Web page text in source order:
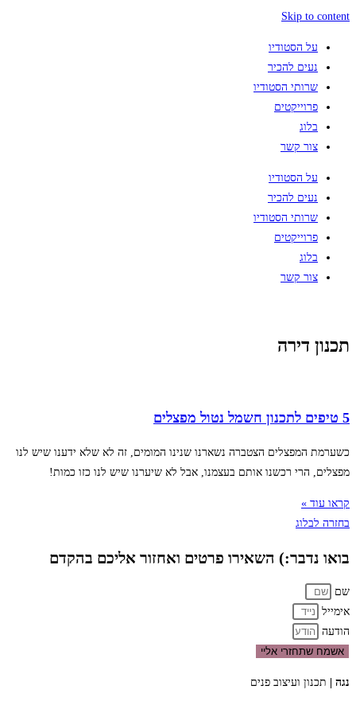
Skip to content
על הסטודיו
נעים להכיר
שרותי הסטודיו
פרוייקטים
בלוג
צור קשר
על הסטודיו
נעים להכיר
שרותי הסטודיו
פרוייקטים
בלוג
צור קשר
תכנון דירה
5 טיפים לתכנון חשמל נטול מפצלים
כשערמת המפצלים הצטברה נשארנו שנינו המומים, זה לא שלא ידענו שיש לנו
מפצלים, הרי רכשנו אותם בעצמנו, אבל לא שיערנו שיש לנו כזו כמות!
קראו עוד »
בחזרה לבלוג
בואו נדבר:) השאירו פרטים ואחזור אליכם בהקדם
שם
אימייל
הודעה
אשמח שתחזרי אליי
נגה | תכנון ועיצוב פנים